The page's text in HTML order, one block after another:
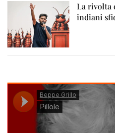
La rivolta
indiani